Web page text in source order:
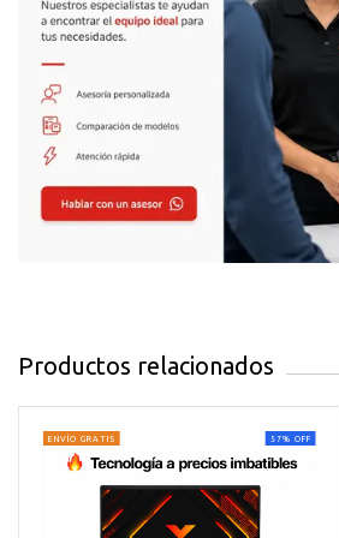
Brillo de 250 nits y biseles delgados
Conectividad y puertos
Wi-Fi 6 (802.11ax) y Bluetooth 5.2
1 × USB 3.2 Gen 1 Tipo-A
1 × USB 3.2 Gen 1 Tipo-C (solo datos)
Altavoces estéreo
Teclado español
Productos relacionados
57% OFF
ENVÍO GRATIS